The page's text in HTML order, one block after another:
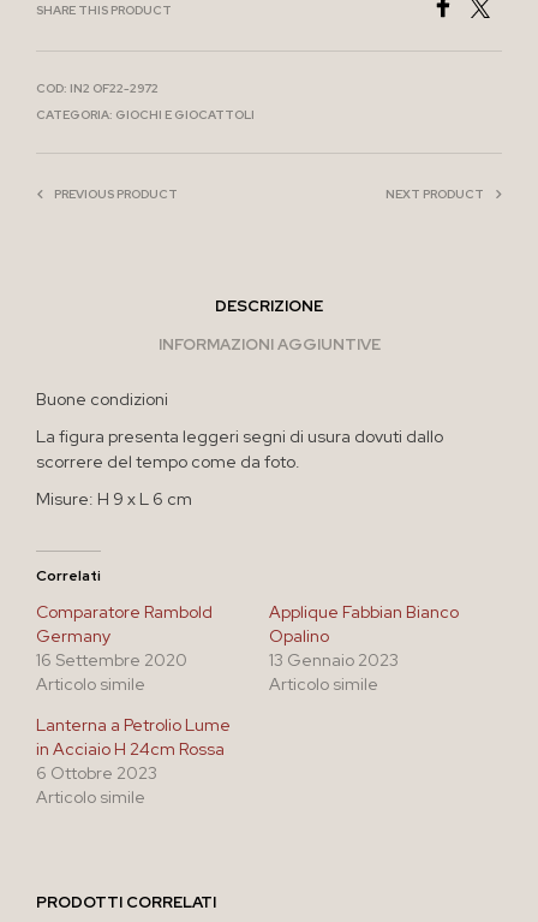
SHARE THIS PRODUCT
COD: IN2 OF22-2972
CATEGORIA: GIOCHI E GIOCATTOLI
PREVIOUS PRODUCT NEXT PRODUCT
DESCRIZIONE
INFORMAZIONI AGGIUNTIVE
Buone condizioni
La figura presenta leggeri segni di usura dovuti dallo
scorrere del tempo come da foto.
Misure: H 9 x L 6 cm
Correlati
Comparatore Rambold
Germany
16 Settembre 2020
Articolo simile
Applique Fabbian Bianco
Opalino
13 Gennaio 2023
Articolo simile
Lanterna a Petrolio Lume
in Acciaio H 24cm Rossa
6 Ottobre 2023
Articolo simile
PRODOTTI CORRELATI